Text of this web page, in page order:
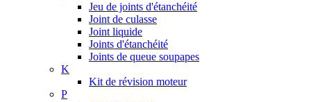
Jeu de joints d'étanchéité
Joint de culasse
Joint liquide
Joints d'étanchéité
Joints de queue soupapes
K
Kit de révision moteur
P